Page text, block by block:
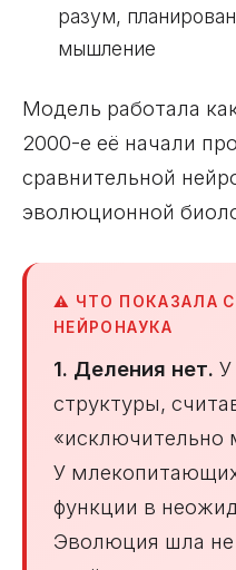
разум,
мышление
Модель работала
2000-е её начали
сравнительной
эволюционной
⚠️ ЧТО ПОКАЗАЛА
НЕЙРОНАУКА
1. Деления нет. У
структуры,
У
функции в
Эволюция шла не